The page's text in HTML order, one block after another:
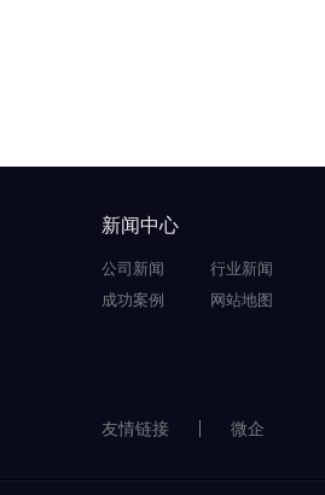
新闻中心
公司新闻
行业新闻
成功案例
网站地图
友情链接 微企